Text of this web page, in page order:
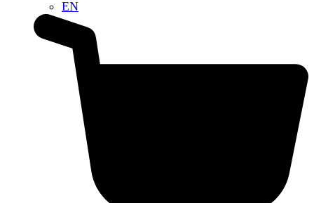
EN